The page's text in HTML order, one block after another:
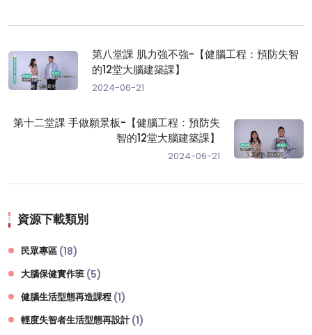
第八堂課 肌力強不強-【健腦工程：預防失智
的12堂大腦建築課】
2024-06-21
第十二堂課 手做願景板-【健腦工程：預防失
智的12堂大腦建築課】
2024-06-21
資源下載類別
民眾專區 (18)
大腦保健實作班 (5)
健腦生活型態再造課程(1)
輕度失智者生活型態再設計(1)